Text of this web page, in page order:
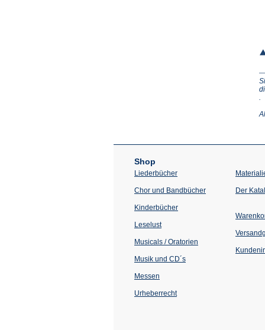
.
Shop
Liederbücher
Chor und Bandbücher
Kinderbücher
Leselust
Musicals / Oratorien
Musik und CD´s
Messen
Urheberrecht
Der